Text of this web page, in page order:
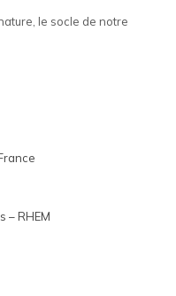
le socle de notre
– RHEM